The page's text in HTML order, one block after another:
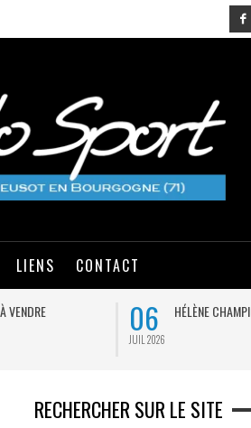
LIENS CONTACT
VENDRE 06
JUIL 2026
HÉLÈNE
RECHERCHER SUR LE SITE